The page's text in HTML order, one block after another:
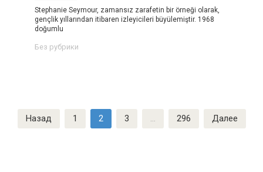
Stephanie Seymour, zamansız zarafetin bir örneği olarak,
gençlik yıllarından itibaren izleyicileri büyülemiştir. 1968
doğumlu
Без рубрики
Пагинация
записей
Назад 1 2 3 296 Далее